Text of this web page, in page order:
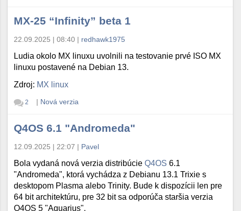
MX-25 “Infinity” beta 1
22.09.2025 | 08:40 | redhawk1975
Ludia okolo MX linuxu uvolnili na testovanie prvé ISO MX
linuxu postavené na Debian 13.
Zdroj: MX linux
2 | Nová verzia
Q4OS 6.1 "Andromeda"
12.09.2025 | 22:07 | Pavel
Bola vydaná nová verzia distribúcieQ4OS 6.1
"Andromeda", ktorá vychádza z Debianu 13.1 Trixie s
desktopom Plasma alebo Trinity. Bude k dispozícii len pre
64 bit architektúru, pre 32 bit sa odporúča staršia verzia
Q4OS 5 "Aquarius".